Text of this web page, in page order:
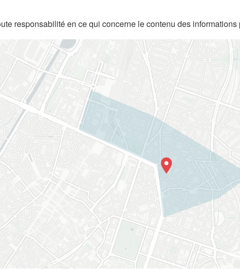
responsabilité en ce qui concerne le contenu des informations